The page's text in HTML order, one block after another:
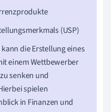
(USP)
die Erstellung eines
einem Wettbewerber
senken und
spielen
in Finanzen und